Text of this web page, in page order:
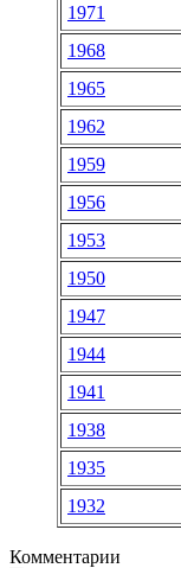
1971
1968
1965
1962
1959
1956
1953
1950
1947
1944
1941
1938
1935
1932
Комментарии